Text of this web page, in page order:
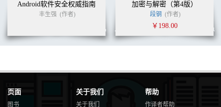
8.3.2 反反调试 352
8.3.3 反注入 359
8.3.5 完整性校验 361
8.4 代码混淆 363
8.4.4 OLLVM源代码分析 373
8.4.5 替换Xcode编译器 379
Android软件安全权威指南
丰生强 (作者)
加密与解密（第4版）
段钢 (作者)
￥198.00
页面
图书
关于我们
关于我们
帮助
作译者帮助